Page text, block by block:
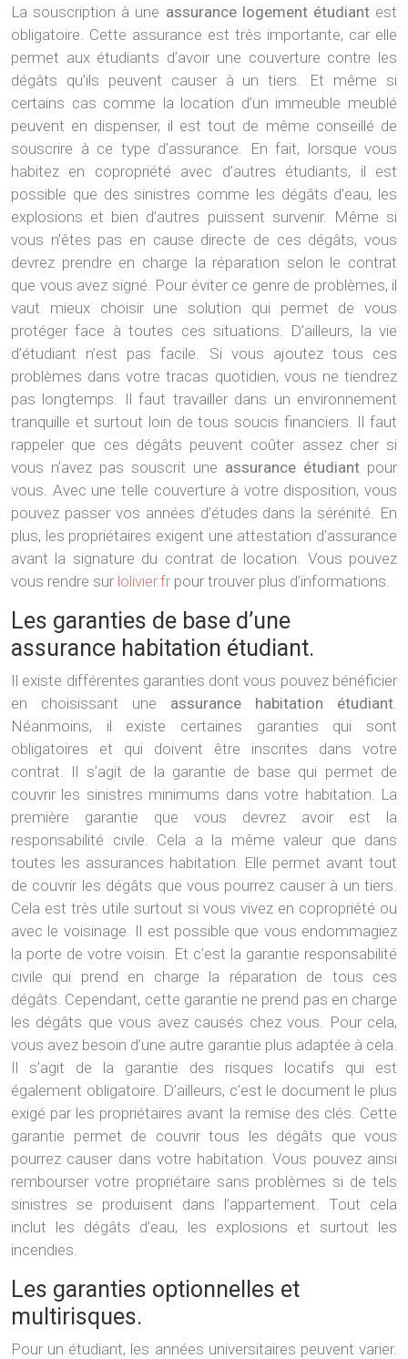
La souscription à une assurance logement étudiantest
obligatoire. Cette assurance est très importante, car elle
permet aux étudiants d’avoir une couverture contre les
dégâts qu’ils peuvent causer à un tiers. Et même si
certains cas comme la location d’un immeuble meublé
peuvent en dispenser, il est tout de même conseillé de
souscrire à ce type d’assurance. En fait, lorsque vous
habitez en copropriété avec d’autres étudiants, il est
possible que des sinistres comme les dégâts d’eau, les
explosions et bien d’autres puissent survenir. Même si
vous n’êtes pas en cause directe de ces dégâts, vous
devrez prendre en charge la réparation selon le contrat
que vous avez signé. Pour éviter ce genre de problèmes, il
vaut mieux choisir une solution qui permet de vous
protéger face à toutes ces situations. D’ailleurs, la vie
d’étudiant n’est pas facile. Si vous ajoutez tous ces
problèmes dans votre tracas quotidien, vous ne tiendrez
pas longtemps. Il faut travailler dans un environnement
tranquille et surtout loin de tous soucis financiers. Il faut
rappeler que ces dégâts peuvent coûter assez cher si
vous n’avez pas souscrit une assurance étudiant pour
vous. Avec une telle couverture à votre disposition, vous
pouvez passer vos années d’études dans la sérénité. En
plus, les propriétaires exigent une attestation d’assurance
avant la signature du contrat de location. Vous pouvez
vous rendre sur lolivier.fr pour trouver plus d’informations.
Les garanties de base d’une
assurance habitation étudiant.
Il existe différentes garanties dont vous pouvez bénéficier
en choisissant une assurance habitation étudiant.
Néanmoins, il existe certaines garanties qui sont
obligatoires et qui doivent être inscrites dans votre
contrat. Il s’agit de la garantie de base qui permet de
couvrir les sinistres minimums dans votre habitation. La
première garantie que vous devrez avoir est la
responsabilité civile. Cela a la même valeur que dans
toutes les assurances habitation. Elle permet avant tout
de couvrir les dégâts que vous pourrez causer à un tiers.
Cela est très utile surtout si vous vivez en copropriété ou
avec le voisinage. Il est possible que vous endommagiez
la porte de votre voisin. Et c’est la garantie responsabilité
civile qui prend en charge la réparation de tous ces
dégâts. Cependant, cette garantie ne prend pas en charge
les dégâts que vous avez causés chez vous. Pour cela,
vous avez besoin d’une autre garantie plus adaptée à cela.
Il s’agit de la garantie des risques locatifs qui est
également obligatoire. D’ailleurs, c’est le document le plus
exigé par les propriétaires avant la remise des clés. Cette
garantie permet de couvrir tous les dégâts que vous
pourrez causer dans votre habitation. Vous pouvez ainsi
rembourser votre propriétaire sans problèmes si de tels
sinistres se produisent dans l’appartement. Tout cela
inclut les dégâts d’eau, les explosions et surtout les
incendies.
Les garanties optionnelles et
multirisques.
Pour un étudiant, les années universitaires peuvent varier.